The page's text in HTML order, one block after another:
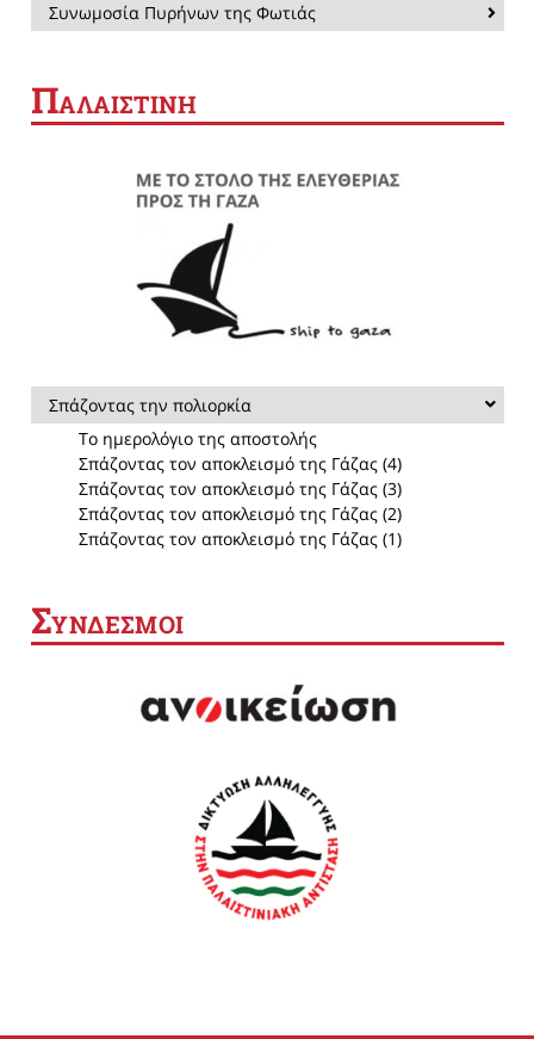
Συνωμοσία Πυρήνων της Φωτιάς
ΠΑΛΑΙΣΤΙΝΗ
Σπάζοντας την πολιορκία
Το ημερολόγιο της αποστολής
Σπάζοντας τον αποκλεισμό της Γάζας (4)
Σπάζοντας τον αποκλεισμό της Γάζας (3)
Σπάζοντας τον αποκλεισμό της Γάζας (2)
Σπάζοντας τον αποκλεισμό της Γάζας (1)
ΣΥΝΔΕΣΜΟΙ